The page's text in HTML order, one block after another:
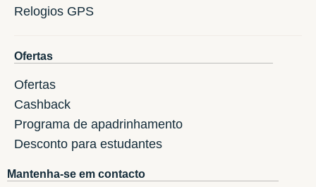
Relogios GPS
Ofertas
Ofertas
Cashback
Programa de apadrinhamento
Desconto para estudantes
Mantenha-se em contacto